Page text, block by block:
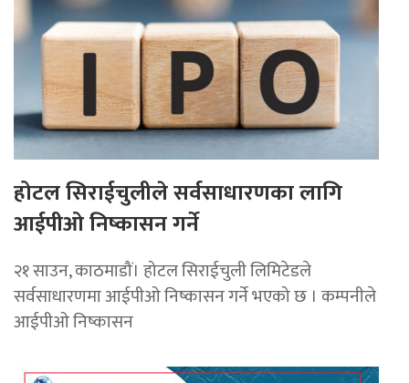
होटल सिराईचुलीले सर्वसाधारणका लागि
आईपीओ निष्कासन गर्ने
२१ साउन, काठमाडौं। होटल सिराईचुली लिमिटेडले
सर्वसाधारणमा आईपीओ निष्कासन गर्ने भएको छ । कम्पनीले
आईपीओ निष्कासन